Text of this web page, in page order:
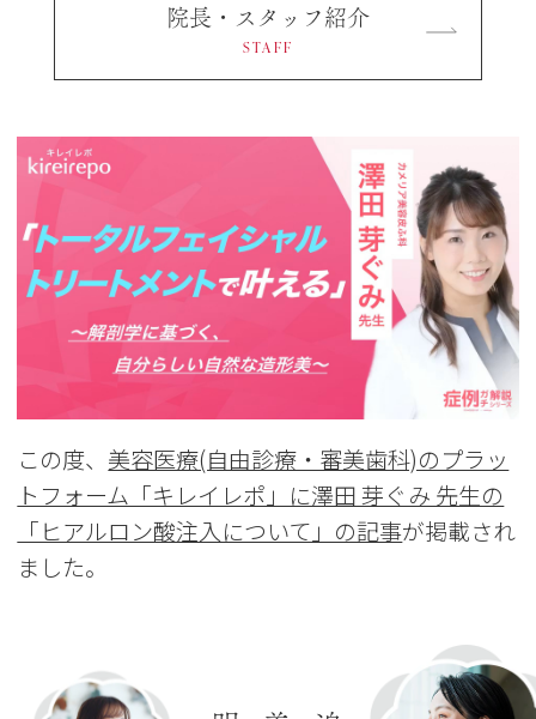
院長・スタッフ紹介
STAFF
この度、 美容医療(自由診療・審美歯科)のプラッ
トフォーム「キレイレポ」に澤田 芽ぐみ 先生の
「ヒアルロン酸注入について」の記事が掲載され
ました。